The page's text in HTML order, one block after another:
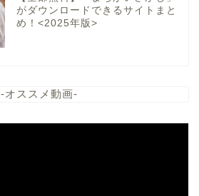
がダウンロードできるサイトまと
め！<2025年版>
-オススメ動画-